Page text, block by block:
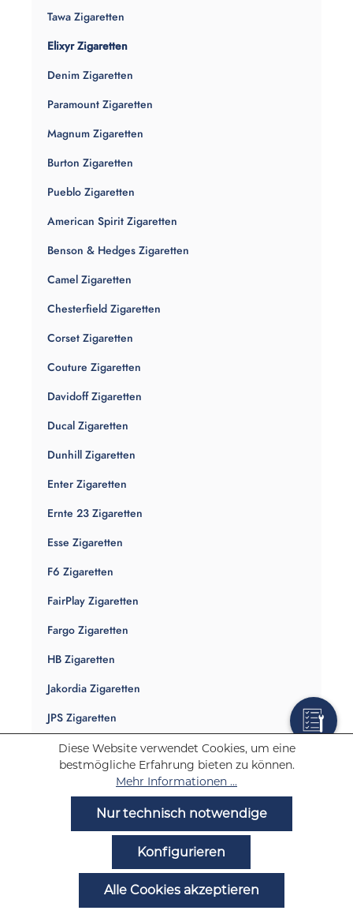
Tawa Zigaretten
Elixyr Zigaretten
Denim Zigaretten
Paramount Zigaretten
Magnum Zigaretten
Burton Zigaretten
Pueblo Zigaretten
American Spirit Zigaretten
Benson & Hedges Zigaretten
Camel Zigaretten
Chesterfield Zigaretten
Corset Zigaretten
Couture Zigaretten
Davidoff Zigaretten
Ducal Zigaretten
Dunhill Zigaretten
Enter Zigaretten
Ernte 23 Zigaretten
Esse Zigaretten
F6 Zigaretten
FairPlay Zigaretten
Fargo Zigaretten
HB Zigaretten
Jakordia Zigaretten
JPS Zigaretten
King Zigaretten
Mark 1 Zigaretten
Parliament Zigaretten
Pepe Zigaretten
Peter Stuyvesant Zigaretten
R1 Zigaretten
Diese Website verwendet Cookies, um eine
bestmögliche Erfahrung bieten zu können.
Mehr Informationen ...
Nur technisch notwendige
Konfigurieren
Alle Cookies akzeptieren